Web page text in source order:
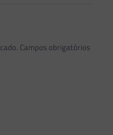
Campos obrigatórios